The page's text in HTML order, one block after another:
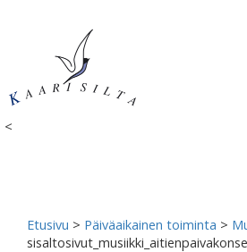
<
Etusivu > Päiväaikainen toiminta >